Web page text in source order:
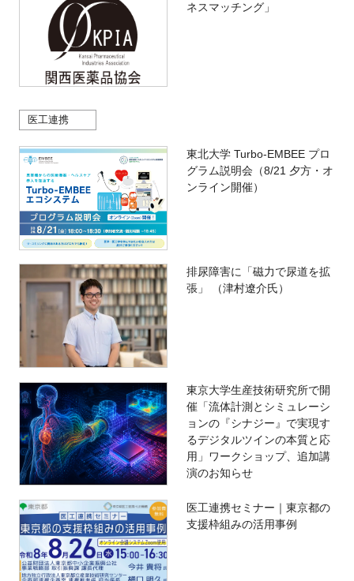
ネスマッチング」
医工連携
東北大学 Turbo-EMBEE プロ
グラム説明会（8/21 夕方・オ
ンライン開催）
排尿障害に「磁力で尿道を拡
張」 （津村遼介氏）
東京大学生産技術研究所で開
催「流体計測とシミュレーシ
ョンの『シナジー』で実現す
るデジタルツインの本質と応
用」ワークショップ、追加講
演のお知らせ
医工連携セミナー｜東京都の
支援枠組みの活用事例